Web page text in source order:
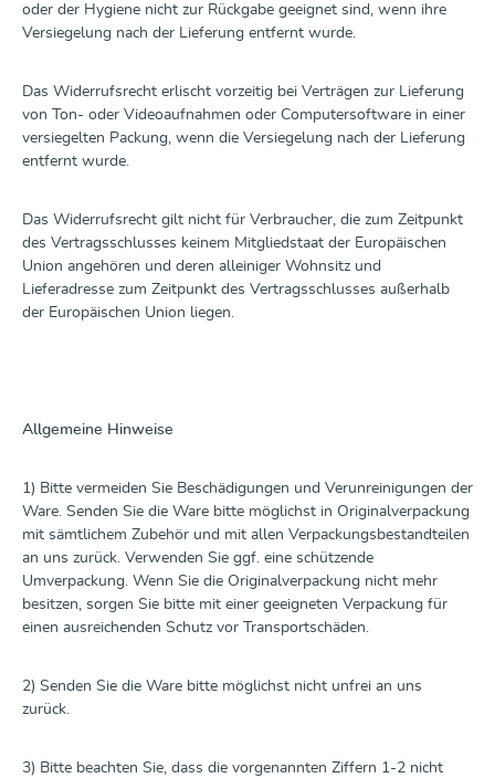
oder der Hygiene nicht zur Rückgabe geeignet sind, wenn ihre
Versiegelung nach der Lieferung entfernt wurde.
Das Widerrufsrecht erlischt vorzeitig bei Verträgen zur Lieferung
von Ton- oder Videoaufnahmen oder Computersoftware in einer
versiegelten Packung, wenn die Versiegelung nach der Lieferung
entfernt wurde.
Das Widerrufsrecht gilt nicht für Verbraucher, die zum Zeitpunkt
des Vertragsschlusses keinem Mitgliedstaat der Europäischen
Union angehören und deren alleiniger Wohnsitz und
Lieferadresse zum Zeitpunkt des Vertragsschlusses außerhalb
der Europäischen Union liegen.
Allgemeine Hinweise
1) Bitte vermeiden Sie Beschädigungen und Verunreinigungen der
Ware. Senden Sie die Ware bitte möglichst in Originalverpackung
mit sämtlichem Zubehör und mit allen Verpackungsbestandteilen
an uns zurück. Verwenden Sie ggf. eine schützende
Umverpackung. Wenn Sie die Originalverpackung nicht mehr
besitzen, sorgen Sie bitte mit einer geeigneten Verpackung für
einen ausreichenden Schutz vor Transportschäden.
2) Senden Sie die Ware bitte möglichst nicht unfrei an uns
zurück.
3) Bitte beachten Sie, dass die vorgenannten Ziffern 1-2 nicht